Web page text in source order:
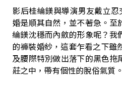
影后桂綸鎂與導演男友戴立
婚是順其自然，並不著急。至
綸鎂沈穩而內斂的形象呢？我
的褲裝婚紗，這套乍看之下雖
及腰際特別做出落下的黑色拖
莊之中，帶有個性的脫俗氣質。